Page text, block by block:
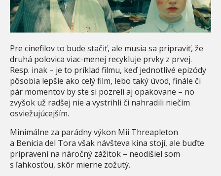
Pre cinefilov to bude stačiť, ale musia sa pripraviť, že
druhá polovica viac-menej recykluje prvky z prvej.
Resp. inak – je to príklad filmu, keď jednotlivé epizódy
pôsobia lepšie ako celý film, lebo taký úvod, finále či
pár momentov by ste si pozreli aj opakovane – no
zvyšok už radšej nie a vystrihli či nahradili niečím
osviežujúcejším.
Minimálne za parádny výkon Mii Threapleton
a Benicia del Tora však návšteva kina stojí, ale buďte
pripravení na náročný zážitok – neodišiel som
s ľahkosťou, skôr mierne zožutý.